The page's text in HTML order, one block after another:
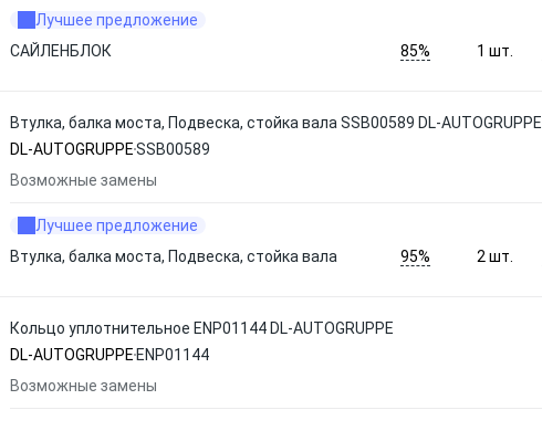
Лучшее предложение
САЙЛЕНБЛОК
85% 1 шт.
Втулка, балка моста, Подвеска, стойка вала SSB00589 DL-AUTOGRUPPE
DL-AUTOGRUPPESSB00589
Возможные замены
Лучшее предложение
Втулка, балка моста, Подвеска, стойка вала
95% 2 шт.
Кольцо уплотнительное ENP01144 DL-AUTOGRUPPE
DL-AUTOGRUPPE ENP01144
Возможные замены